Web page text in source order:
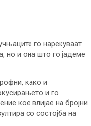
го нарекуваат
но и она што го јадеме
како и
и го
кое влијае на бројни
со состојба на